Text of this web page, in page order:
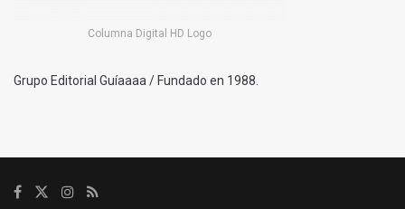
Columna Digital HD Logo
Grupo Editorial Guíaaaa / Fundado en 1988.